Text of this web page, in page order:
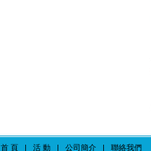
首 頁 | 活 動 | 公司簡介 | 聯絡我們